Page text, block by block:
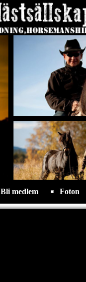
Bli medlem Foton